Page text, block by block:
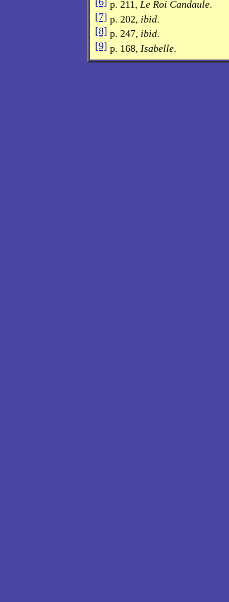
p. 211,Le Roi Candaule.
[7] p. 202, ibid.
[8] p. 247, ibid.
[9] p. 168, Isabelle.